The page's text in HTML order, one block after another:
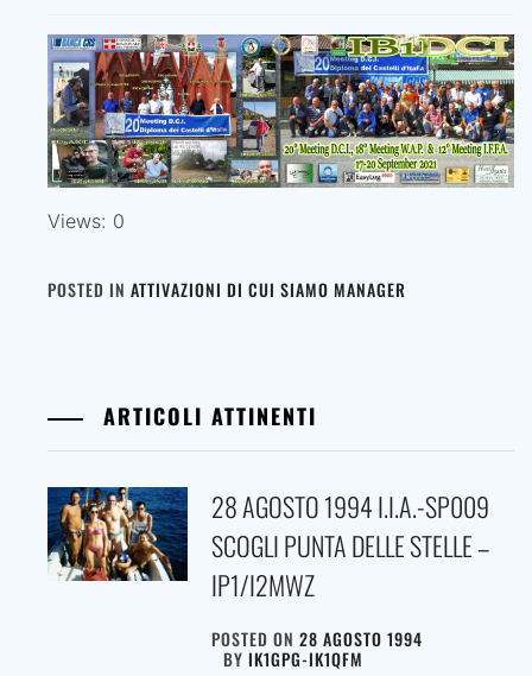
Views: 0
POSTED IN ATTIVAZIONI DI CUI SIAMO MANAGER
ARTICOLI ATTINENTI
28 AGOSTO 1994 I.I.A.-SP009
SCOGLI PUNTA DELLE STELLE –
IP1/I2MWZ
POSTED ON 28 AGOSTO 1994
BY IK1GPG-IK1QFM